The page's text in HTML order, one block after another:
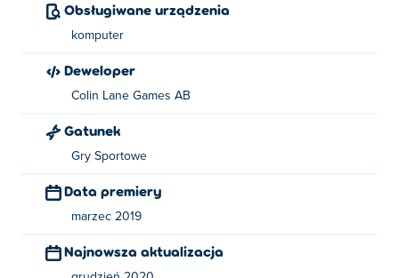
Obsługiwane urządzenia
komputer
Deweloper
Colin Lane Games AB
Gatunek
Gry Sportowe
Data premiery
marzec 2019
Najnowsza aktualizacja